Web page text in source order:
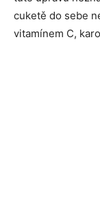
cuketě do sebe
vitamínem C,